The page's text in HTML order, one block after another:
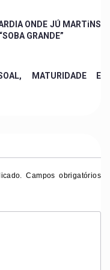
ONDE JÚ MARTiNS
GRANDE”
MATURIDADE E
Campos obrigatórios